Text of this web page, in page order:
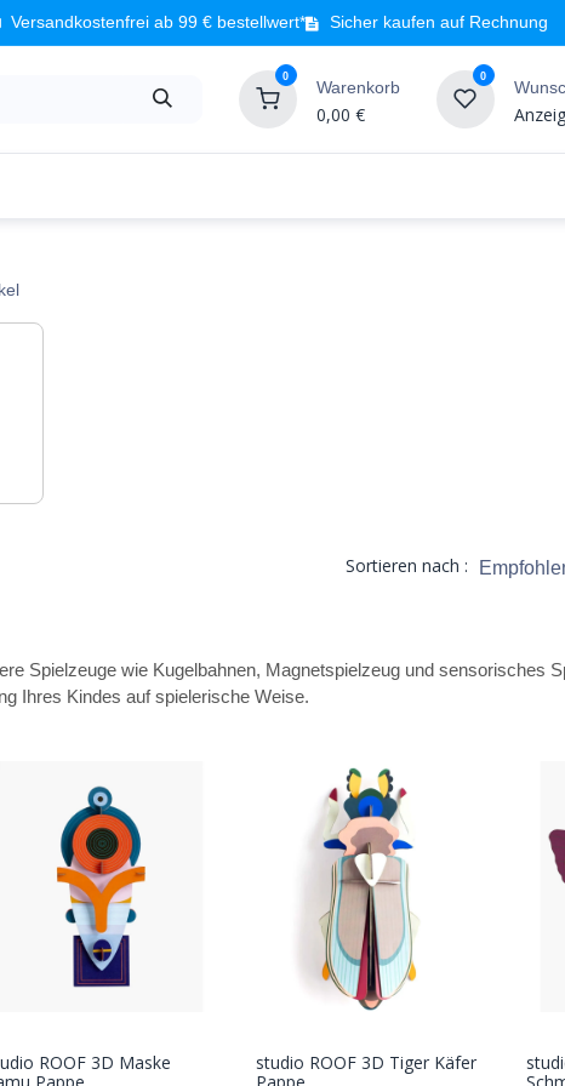
Versandkostenfrei ab 99 € bestellwert* Sicher kaufen auf Rechnung
0
Warenkorb
0,00 €
0
Sortieren nach :
Spielzeuge wie Kugelbahnen, Magnetspielzeug und sensorisches
Ihres Kindes auf spielerische Weise.
In den
ROOF 3D Maske
In den
studio ROOF 3D Tiger Käfer